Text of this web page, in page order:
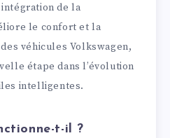
de la
le confort et la
véhicules Volkswagen,
étape dans l’évolution
intelligentes.
t-il ?